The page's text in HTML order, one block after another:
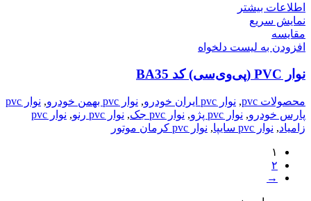
اطلاعات بیشتر
نمایش سریع
مقایسه
افزودن به لیست دلخواه
نوار PVC (پی‌وی‌سی) کد BA35
محصولات pvc , نوار pvc ایران خودرو , نوار pvc بهمن خودرو ,
نوار pvc
پارس خودرو, نوار pvc پژو , نوار pvc جک , نوار pvc رنو ,
نوار pvc
زامیاد, نوار pvc سایپا , نوار pvc کرمان موتور
۱
۲
→